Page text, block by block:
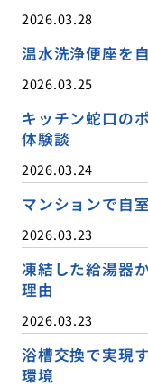
2026.03.28
温水洗浄便座を
2026.03.25
キッチン蛇口の
体験談
2026.03.24
マンションで自
2026.03.23
凍結した給湯器
理由
2026.03.23
浴槽交換で実現
環境